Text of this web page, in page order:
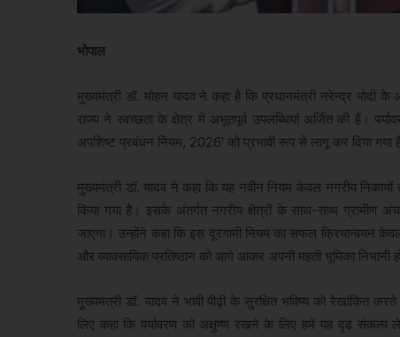
भोपाल
मुख्यमंत्री डॉ. मोहन यादव ने कहा है कि प्रधानमंत्री नरेन्द्र
राज्य ने स्वच्छता के क्षेत्र में अभूतपूर्व उपलब्धियां अर्जित की हैं।
अपशिष्ट प्रबंधन नियम, 2026' को प्रभावी रूप से लागू कर दिया गया
मुख्यमंत्री डॉ. यादव ने कहा कि यह नवीन नियम केवल नगरीय
किया गया है। इसके अंतर्गत नगरीय क्षेत्रों के साथ-साथ ग्रामीण
जाएगा। उन्होंने कहा कि इस दूरगामी नियम का सफल क्रियान्वयन
और व्यावसायिक प्रतिष्ठान को आगे आकर अपनी महती भूमिका निभानी
मुख्यमंत्री डॉ. यादव ने भावी पीढ़ी के सुरक्षित भविष्य को रेखांकित
लिए कहा कि पर्यावरण को अक्षुण्ण रखने के लिए हमें यह दृढ़